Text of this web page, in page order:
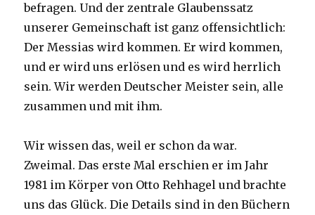
befragen. Und der zentrale Glaubenssatz
unserer Gemeinschaft ist ganz offensichtlich:
Der Messias wird kommen. Er wird kommen,
und er wird uns erlösen und es wird herrlich
sein. Wir werden Deutscher Meister sein, alle
zusammen und mit ihm.
Wir wissen das, weil er schon da war.
Zweimal. Das erste Mal erschien er im Jahr
1981 im Körper von Otto Rehhagel und brachte
uns das Glück. Die Details sind in den Büchern